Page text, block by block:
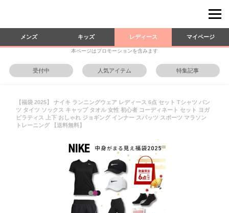
メンズ キッズ レディース マイページ
本ページはプロモーションを含みます
受付中 人気アイテム 特集記事
【福袋 2025】 ナイキ ランニングウェア レディース 6点 セット Tシャツ パン
ツ タイツ ソックス キャップ タオル 女性 初心者 コーディネート セット ヨガ
ピラティス 上下 おしゃれ ジョギング インナー スパッツ スポーツ マラソン
トレーニング 【送料無料】